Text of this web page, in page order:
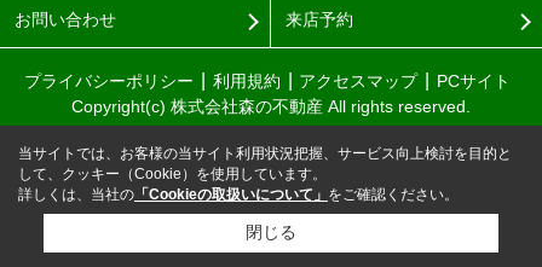
お問い合わせ 来店予約
プライバシーポリシー 利用規約 アクセスマップ
PCサイト
Copyright(c) 株式会社森の不動産 All rights reserved.
当サイトでは、お客様の当サイト利用状況把握、サービス向上検討を目的と
して、クッキー（Cookie）を使用しています。
詳しくは、当社の 「Cookieの取扱いについて」 をご確認ください。
閉じる